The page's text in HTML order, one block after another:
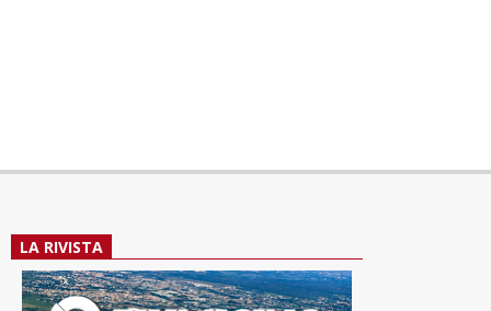
LA RIVISTA